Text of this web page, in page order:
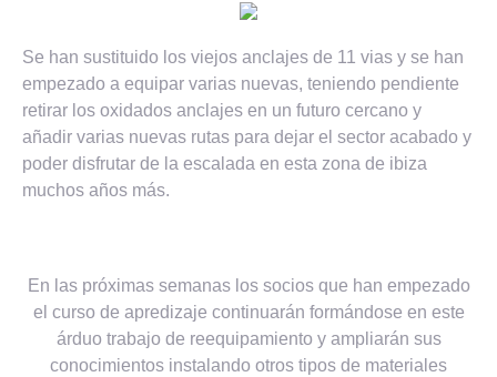
Se han sustituido los viejos anclajes de 11 vias y se han
empezado a equipar varias nuevas, teniendo pendiente
retirar los oxidados anclajes en un futuro cercano y
añadir varias nuevas rutas para dejar el sector acabado y
poder disfrutar de la escalada en esta zona de ibiza
muchos años más.
En las próximas semanas los socios que han empezado
el curso de apredizaje continuarán formándose en este
árduo trabajo de reequipamiento y ampliarán sus
conocimientos instalando otros tipos de materiales